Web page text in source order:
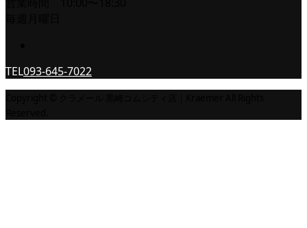
TEL093-645-7022